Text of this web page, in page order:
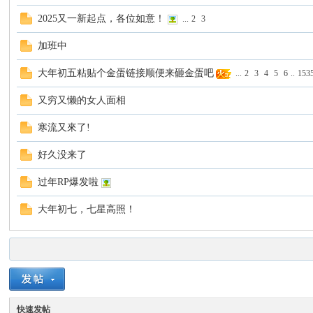
谈-
2025又一新起点，各位如意！ ... 2 3
加班中
大年初五粘贴个金蛋链接顺便来砸金蛋吧 ... 2 3 4 5 6 ..
又穷又懒的女人面相
寒流又來了!
好久没来了
过年RP爆发啦
大年初七，七星高照！
快速发帖